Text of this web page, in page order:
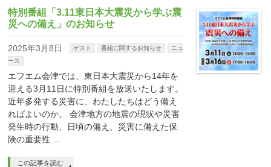
特別番組「3.11東日本大震災から学ぶ震
災への備え」のお知らせ
2025年3月8日 ゲスト 番組に関するお知らせ
ニュ
ース
エフエム会津では、東日本大震災から14年を
迎える3月11日に特別番組を放送いたします。
近年多発する災害に、わたしたちはどう備え
ればよいのか。 会津地方の地震の現状や災害
発生時の行動、日頃の備え、災害に備えた保
険の重要性 …
この記事を読む